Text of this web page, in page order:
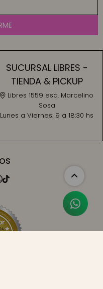

SUCURSAL LIBRES -
TIENDA & PICKUP
Libres 1559 esq. Marcelino
Sosa
Lunes a Viernes: 9 a 18:30 hs